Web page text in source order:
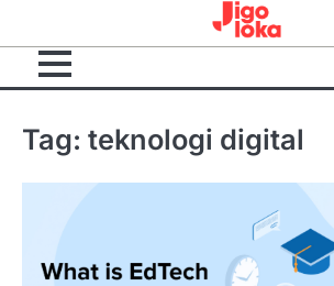
content
Tag: teknologi digital